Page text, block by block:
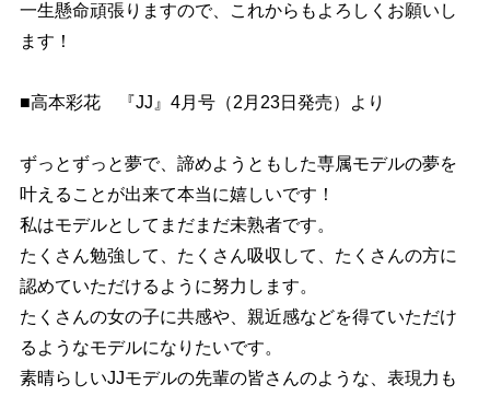
一生懸命頑張りますので、これからもよろしくお願いし
ます！
■高本彩花 『JJ』4月号（2月23日発売）より
ずっとずっと夢で、諦めようともした専属モデルの夢を
叶えることが出来て本当に嬉しいです！
私はモデルとしてまだまだ未熟者です。
たくさん勉強して、たくさん吸収して、たくさんの方に
認めていただけるように努力します。
たくさんの女の子に共感や、親近感などを得ていただけ
るようなモデルになりたいです。
素晴らしいJJモデルの先輩の皆さんのような、表現力も